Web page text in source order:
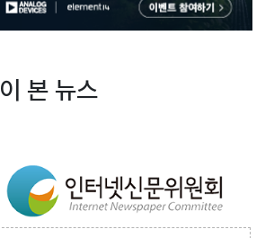
본 뉴스